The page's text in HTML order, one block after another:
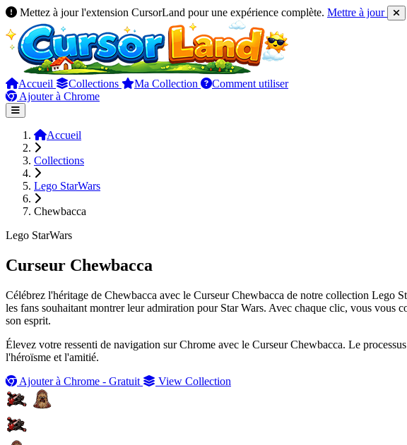
Mettez à jour l'extension CursorLand pour une expérience complète. Mettre à jour
Accueil Collections Ma Collection
Comment utiliser
Ajouter à Chrome
Accueil
Collections
Lego StarWars
Chewbacca
Lego StarWars
Curseur Chewbacca
Célébrez l'héritage de Chewbacca avec le Curseur Chewbacca de notre collection Lego
les fans souhaitant montrer leur admiration pour Star Wars. Avec chaque clic, vous vous
son esprit.
Élevez votre ressenti de navigation sur Chrome avec le Curseur Chewbacca. Le
l'héroïsme et l'amitié.
Ajouter à Chrome - Gratuit
View Collection